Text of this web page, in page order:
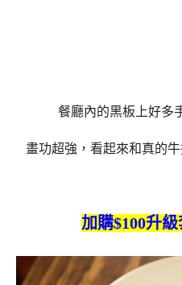
餐廳內的黑板上好多
畫功超強，看起來和真的
加購$100升